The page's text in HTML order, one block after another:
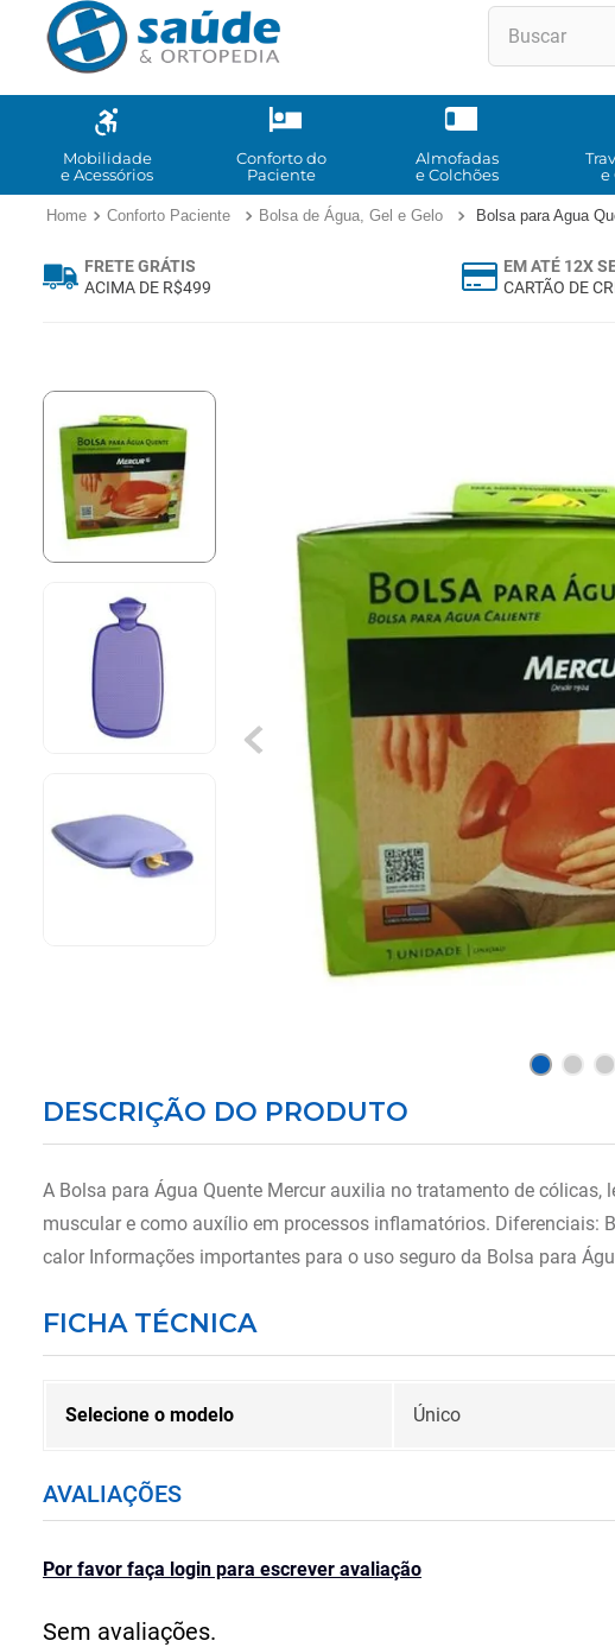
Mobilidade
e Acessórios
Conforto do
Paciente
Almofadas
e Colchões
e
Conforto Paciente Bolsa de Água, Gel e Gelo Bolsa para Agua
FRETE GRÁTIS
ACIMA DE R$499
EM ATÉ 12X
CARTÃO DE
DESCRIÇÃO DO PRODUTO
A Bolsa para Água Quente Mercur auxilia no tratamento de
muscular e como auxílio em processos inflamatórios. Diferenciais:
calor Informações importantes para o uso seguro da Bolsa para
FICHA TÉCNICA
Selecione o modelo Único
AVALIAÇÕES
Por favor faça login para escrever avaliação
Sem avaliações.
TERMOS
meia
3º
cadeira
5º
munique
10º ortese